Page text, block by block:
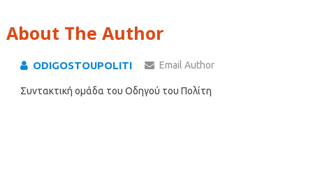
About The Author
ODIGOSTOUPOLITI Email Author
Συντακτική ομάδα του Οδηγού του Πολίτη